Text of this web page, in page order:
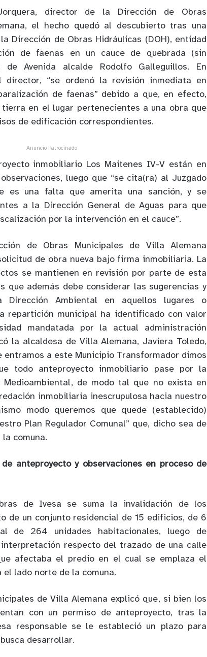
director de la Dirección de Obras
el hecho quedó al descubierto tras una
Dirección de Obras Hidráulicas (DOH), entidad
de faenas en un cauce de quebrada (sin
Avenida alcalde Rodolfo Galleguillos. En
director, “se ordenó la revisión inmediata en
de faenas” debido a que, en efecto,
en el lugar pertenecientes a una obra que
de edificación correspondientes.
Anuncio Patrocinado
inmobiliario Los Maitenes IV-V están en
luego que “se cita(ra) al Juzgado
es una falta que amerita una sanción, y se
a la Dirección General de Aguas para que
por la intervención en el cauce”.
de Obras Municipales de Villa Alemana
de obra nueva bajo firma inmobiliaria. La
se mantienen en revisión por parte de esta
que además debe considerar las sugerencias y
Dirección Ambiental en aquellos lugares o
repartición municipal ha identificado con valor
mandatada por la actual administración
la alcaldesa de Villa Alemana, Javiera Toledo,
entramos a este Municipio Transformador dimos
todo anteproyecto inmobiliario pase por la
de modo tal que no exista en
inmobiliaria inescrupulosa hacia nuestro
modo queremos que quede (establecido)
Plan Regulador Comunal” que, dicho sea de
comuna.
anteproyecto y observaciones en proceso de
de Ivesa se suma la invalidación de los
de un conjunto residencial de 15 edificios, de 6
de 264 unidades habitacionales, luego de
respecto del trazado de una calle
afectaba el predio en el cual se emplaza el
lado norte de la comuna.
de Villa Alemana explicó que, si bien los
con un permiso de anteproyecto, tras la
responsable se le estableció un plazo para
desarrollar.